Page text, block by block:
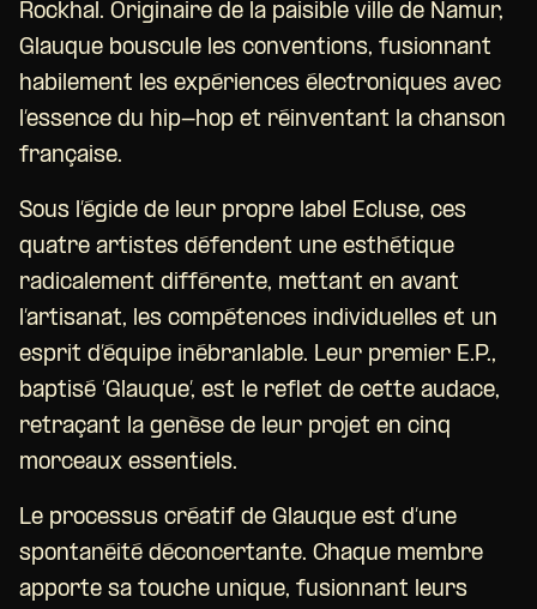
Rockhal. Originaire de la paisible ville de Namur,
Glauque bouscule les conventions, fusionnant
habilement les expériences électroniques avec
l’essence du hip-hop et réinventant la chanson
française.
Sous l’égide de leur propre label Ecluse, ces
quatre artistes défendent une esthétique
radicalement différente, mettant en avant
l’artisanat, les compétences individuelles et un
esprit d’équipe inébranlable. Leur premier E.P.,
baptisé ‘Glauque’, est le reflet de cette audace,
retraçant la genèse de leur projet en cinq
morceaux essentiels.
Le processus créatif de Glauque est d’une
spontanéité déconcertante. Chaque membre
apporte sa touche unique, fusionnant leurs